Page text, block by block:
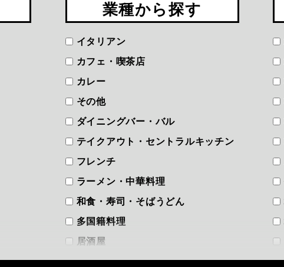
業種から探す
イタリアン
カフェ・喫茶店
カレー
その他
ダイニングバー・バル
テイクアウト・セントラルキッチン
フレンチ
ラーメン・中華料理
和食・寿司・そばうどん
多国籍料理
居酒屋
洋食